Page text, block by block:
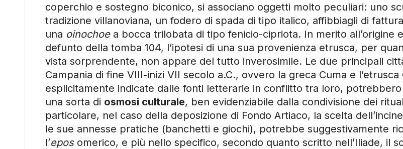
coperchio e sostegno biconico, si associano oggetti molto peculiari: uno
tradizione villanoviana, un fodero di spada di tipo italico, affibbiagli di
una oinochoea bocca trilobata di tipo fenicio-cipriota. In merito all’origine
defunto della tomba 104, l’ipotesi di una sua provenienza etrusca, per
vista sorprendente, non appare del tutto inverosimile. Le due principali
Campania di fine VIII-inizi VII secolo a.C., ovvero la greca Cuma e l’etrusca
esplicitamente indicate dalle fonti letterarie in conflitto tra loro,
una sorta di osmosi culturale, ben evidenziabile dalla condivisione dei
particolare, nel caso della deposizione di Fondo Artiaco, la scelta
le sue annesse pratiche (banchetti e giochi), potrebbe suggestivamente
l’epos omerico, e più nello specifico, secondo quanto scritto nell’Iliade, il